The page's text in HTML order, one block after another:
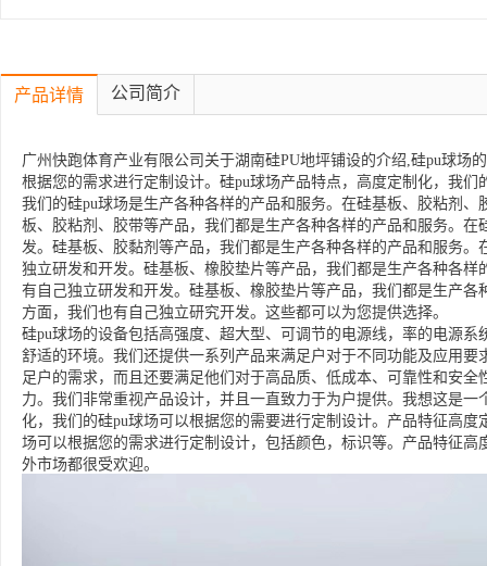
产品详情 公司简介
广州快跑体育产业有限公司关于湖南硅PU地坪铺设的介绍,硅pu球场
根据您的需求进行定制设计。硅pu球场产品特点，高度定制化，我
我们的硅pu球场是生产各种各样的产品和服务。在硅基板、胶粘剂
板、胶粘剂、胶带等产品，我们都是生产各种各样的产品和服务。
发。硅基板、胶黏剂等产品，我们都是生产各种各样的产品和服务
独立研发和开发。硅基板、橡胶垫片等产品，我们都是生产各种各
有自己独立研发和开发。硅基板、橡胶垫片等产品，我们都是生产
方面，我们也有自己独立研究开发。这些都可以为您提供选择。
硅pu球场的设备包括高强度、超大型、可调节的电源线，率的电源
舒适的环境。我们还提供一系列产品来满足户对于不同功能及应用要
足户的需求，而且还要满足他们对于高品质、低成本、可靠性和安
力。我们非常重视产品设计，并且一直致力于为户提供。我想这是
化，我们的硅pu球场可以根据您的需要进行定制设计。产品特征高
场可以根据您的需求进行定制设计，包括颜色，标识等。产品特征
外市场都很受欢迎。